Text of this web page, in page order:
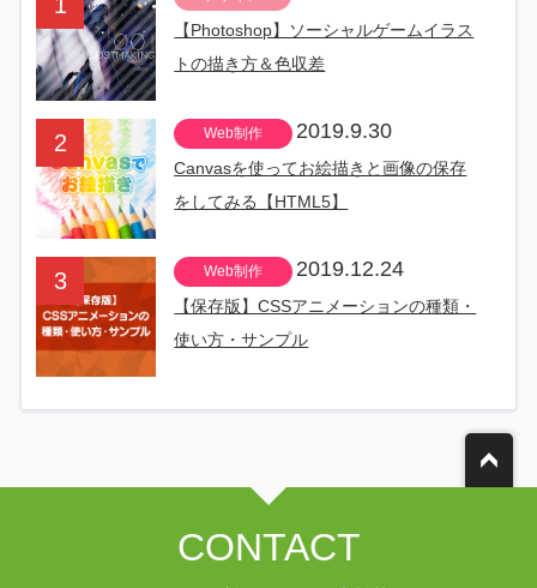
【Photoshop】ソーシャルゲームイラス
トの描き方＆色収差
Web制作 2019.9.30
Canvasを使ってお絵描きと画像の保存
をしてみる【HTML5】
Web制作 2019.12.24
【保存版】CSSアニメーションの種類・
使い方・サンプル
CONTACT